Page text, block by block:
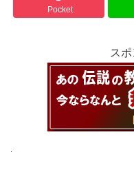
Pocket
ス